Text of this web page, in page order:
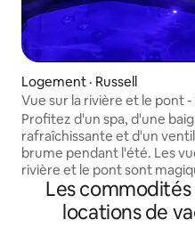
Logement · Russell
Vue sur la rivière et le pont -
tourbillon, bain de
ventilateur à brume
Profitez d'un spa, d'une
rafraîchissante et d'un
brume pendant l'été. Les
rivière et le pont sont
apaisantes pour l'âme. Rendez-vous
dans la cour arrière et vous
rapidement que vous êtes
Les
locations de